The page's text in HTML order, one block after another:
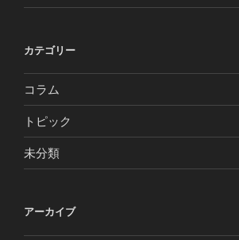
カテゴリー
コラム
トピック
未分類
アーカイブ